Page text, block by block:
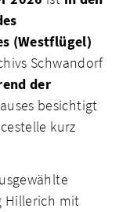
(Westflügel)
Schwandorf
der
besichtigt
kurz
Hillerich mit